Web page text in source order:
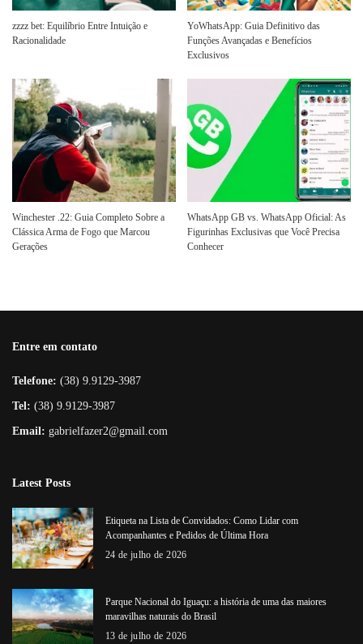
zzzz bet: Equilíbrio Entre Intuição e
Racionalidade
YoWhatsApp: Guia Definitivo das
Funções Avançadas e Benefícios
Exclusivos
Winchester .22: Guia Completo Sobre a
Clássica Arma de Fogo que Marcou
Gerações
WhatsApp GB vs. WhatsApp Oficial: As
Figurinhas Exclusivas que Você Precisa
Conhecer
Entre em contato
Telefone: (38) 9.9129-3987
Tel: (38) 9.9129-3987
Email: gabrielfazer2@gmail.com
Latest Posts
Etiqueta na Lista de Convidados: Como Lidar com
Acompanhantes e Pedidos de Última Hora
24 de julho de 2026
Parque Nacional do Iguaçu: a história de uma das maiores
maravilhas naturais do Brasil
13 de julho de 2026